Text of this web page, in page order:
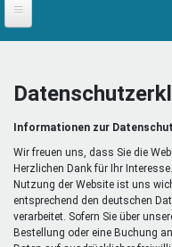
Startseite
Jugendnetz
Freizeit & Reisen
Mentoren & Projekte
Vor Ort
Informationen zur
Wir freuen uns, dass Sie die
Herzlichen Dank für Ihr
Nutzung der Website ist uns
entsprechend den deutschen
verarbeitet. Sofern Sie über
Bestellung oder eine Buchung